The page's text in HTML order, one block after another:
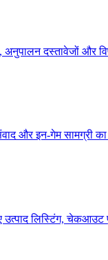
अनुपालन दस्तावेजों और
और इन-गेम सामग्री
उत्पाद लिस्टिंग, चेकआउट